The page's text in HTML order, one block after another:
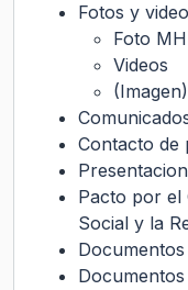
Fotos y
Foto
Videos
(Imagen)
Contacto de
Pacto por el
Social y la